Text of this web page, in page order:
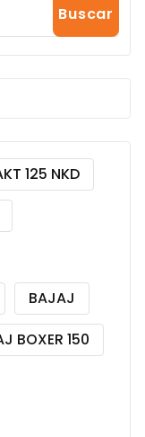
Buscar
125 NKD
BAJAJ
BOXER 150